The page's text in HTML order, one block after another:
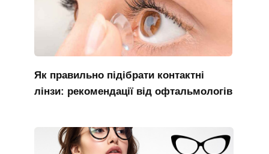
Як правильно підібрати контактні
лінзи: рекомендації від офтальмологів